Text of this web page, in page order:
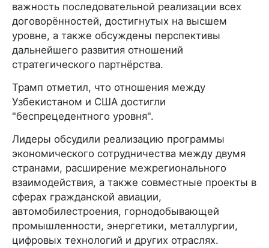
важность последовательной реализации всех
договорённостей, достигнутых на высшем
уровне, а также обсуждены перспективы
дальнейшего развития отношений
стратегического партнёрства.
Трамп отметил, что отношения между
Узбекистаном и США достигли
"беспрецедентного уровня".
Лидеры обсудили реализацию программы
экономического сотрудничества между двумя
странами, расширение межрегионального
взаимодействия, а также совместные проекты в
сферах гражданской авиации,
автомобилестроения, горнодобывающей
промышленности, энергетики, металлургии,
цифровых технологий и других отраслях.